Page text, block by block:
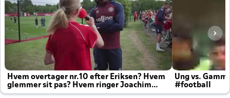
Hvem overtager nr.10 efter Eriksen? Hvem
glemmer sit pas? Hvem ringer Joachim
altid til efter kampe?
Ung vs.
#football